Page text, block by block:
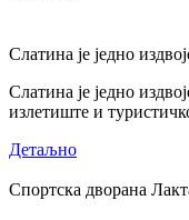
Слатина је једно
Слатина је једно
излетиште и
Детаљно
Спортска дворана